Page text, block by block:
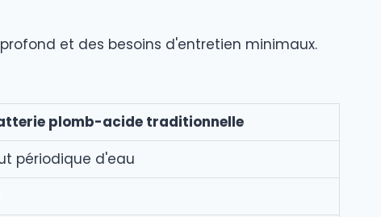
et des besoins d'entretien minimaux.
plomb-acide traditionnelle
périodique d'eau